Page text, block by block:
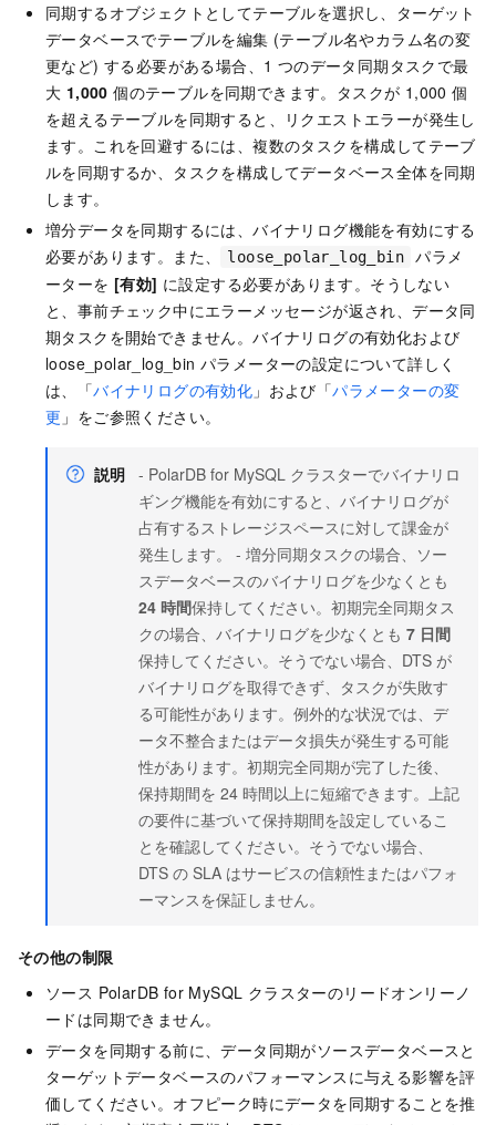
同期するオブジェクトとしてテーブルを選択し、ターゲット
データベースでテーブルを編集 (テーブル名やカラム名の変
更など) する必要がある場合、1 つのデータ同期タスクで最
大 1,000 個のテーブルを同期できます。タスクが 1,000 個
を超えるテーブルを同期すると、リクエストエラーが発生し
ます。これを回避するには、複数のタスクを構成してテーブ
ルを同期するか、タスクを構成してデータベース全体を同期
します。
増分データを同期するには、バイナリログ機能を有効にする
必要があります。また、
loose_polar_log_bin
パラメ
ーターを [有効] に設定する必要があります。そうしない
と、事前チェック中にエラーメッセージが返され、データ同
期タスクを開始できません。バイナリログの有効化および
loose_polar_log_bin パラメーターの設定について詳しく
は、「バイナリログの有効化 」および「パラメーターの変
更 」をご参照ください。
説明 - PolarDB for MySQL クラスターでバイナリロ
ギング機能を有効にすると、バイナリログが
占有するストレージスペースに対して課金が
発生します。 - 増分同期タスクの場合、ソー
スデータベースのバイナリログを少なくとも
24 時間保持してください。初期完全同期タス
クの場合、バイナリログを少なくとも 7 日間
保持してください。そうでない場合、DTS が
バイナリログを取得できず、タスクが失敗す
る可能性があります。例外的な状況では、デ
ータ不整合またはデータ損失が発生する可能
性があります。初期完全同期が完了した後、
保持期間を 24 時間以上に短縮できます。上記
の要件に基づいて保持期間を設定しているこ
とを確認してください。そうでない場合、
DTS の SLA はサービスの信頼性またはパフォ
ーマンスを保証しません。
その他の制限
ソース PolarDB for MySQL クラスターのリードオンリーノ
ードは同期できません。
データを同期する前に、データ同期がソースデータベースと
ターゲットデータベースのパフォーマンスに与える影響を評
価してください。オフピーク時にデータを同期することを推